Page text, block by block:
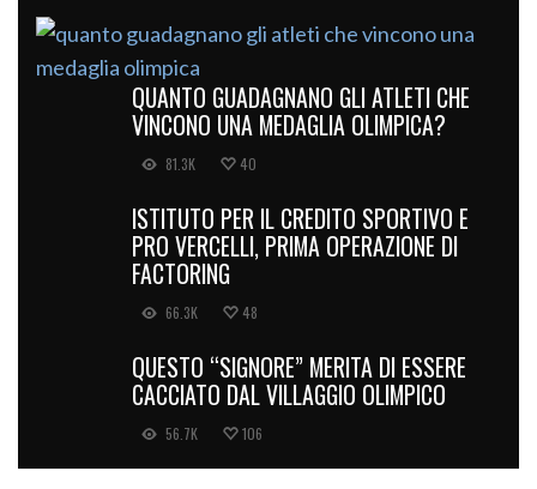
QUANTO GUADAGNANO GLI ATLETI CHE
VINCONO UNA MEDAGLIA OLIMPICA?
81.3K 40
ISTITUTO PER IL CREDITO SPORTIVO E
PRO VERCELLI, PRIMA OPERAZIONE DI
FACTORING
66.3K 48
QUESTO “SIGNORE” MERITA DI ESSERE
CACCIATO DAL VILLAGGIO OLIMPICO
56.7K 106